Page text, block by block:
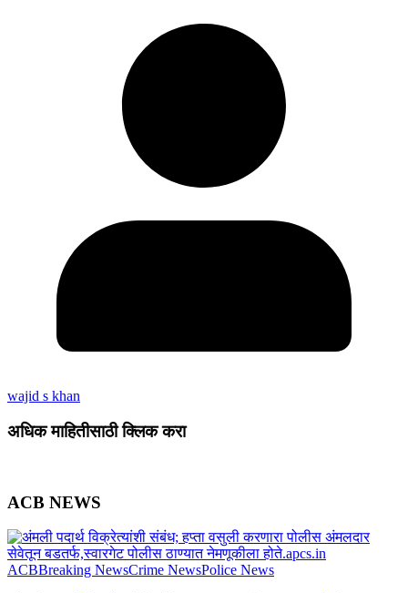
wajid s khan
अधिक माहितीसाठी क्लिक करा
ACB NEWS
ACBBreaking NewsCrime NewsPolice News